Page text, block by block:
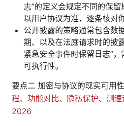
志”的定义会规定不同的保留
以用户协议为准，逐条核对
公开披露的策略通常包含数
期、以及在法庭请求时的披
紧急安全事件时保留日志”
可执行性。
要点二 加密与协议的现实可用性
程、功能对比、隐私保护、测
2026